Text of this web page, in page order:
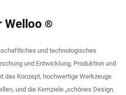
Welloo ®
und technologisches
und Entwicklung, Produktion und
das Konzept, hochwertige Werkzeuge
und die Kernziele „schönes Design,